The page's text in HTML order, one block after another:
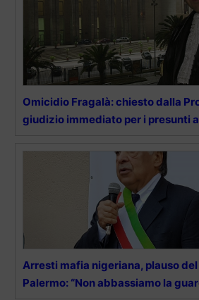
Omicidio Fragalà: chiesto dalla
giudizio immediato per i presunti
Arresti mafia nigeriana, plauso
Palermo: “Non abbassiamo la